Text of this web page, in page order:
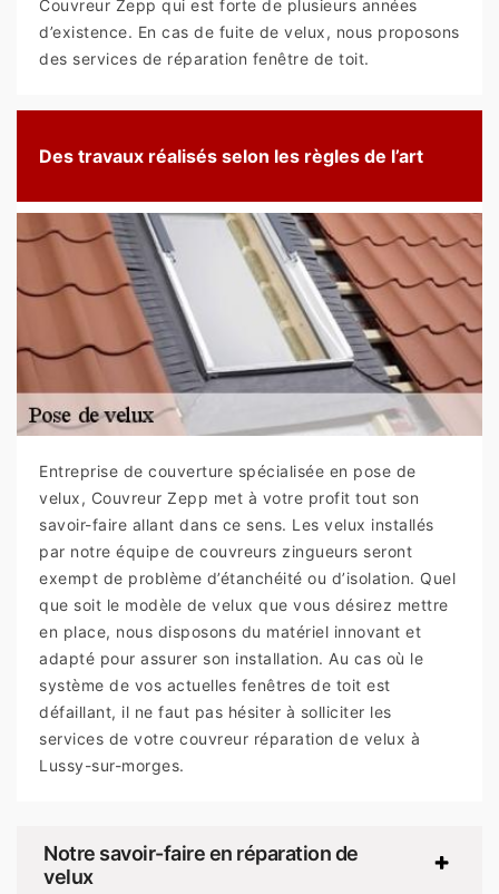
Couvreur Zepp qui est forte de plusieurs années
d’existence. En cas de fuite de velux, nous proposons
des services de réparation fenêtre de toit.
Des travaux réalisés selon les règles de l’art
Entreprise de couverture spécialisée en pose de
velux, Couvreur Zepp met à votre profit tout son
savoir-faire allant dans ce sens. Les velux installés
par notre équipe de couvreurs zingueurs seront
exempt de problème d’étanchéité ou d’isolation. Quel
que soit le modèle de velux que vous désirez mettre
en place, nous disposons du matériel innovant et
adapté pour assurer son installation. Au cas où le
système de vos actuelles fenêtres de toit est
défaillant, il ne faut pas hésiter à solliciter les
services de votre couvreur réparation de velux à
Lussy-sur-morges.
Notre savoir-faire en réparation de
velux